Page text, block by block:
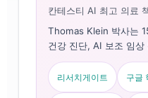
칸테스티 AI 최고 의료
Thomas Klein 박사는
건강 진단, AI 보조 임
인증 임상 혈액학자이
의 최고 의료 책임자
의 의학적 정확성에 대
리서치게이트 구글